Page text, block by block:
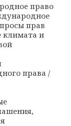
право
прав
климата и
права /